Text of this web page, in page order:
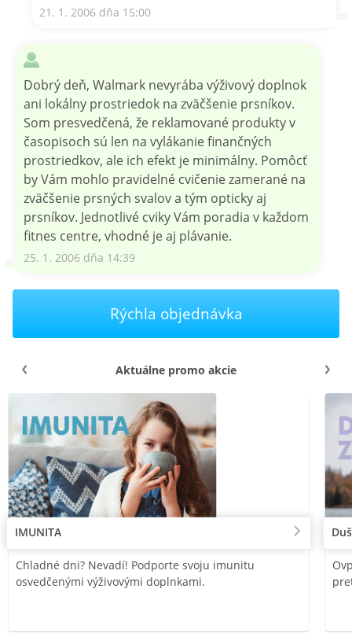
21. 1. 2006 dňa 15:00
Dobrý deň, Walmark nevyrába výživový doplnok
ani lokálny prostriedok na zväčšenie prsníkov.
Som presvedčená, že reklamované produkty v
časopisoch sú len na vylákanie finančných
prostriedkov, ale ich efekt je minimálny. Pomôcť
by Vám mohlo pravidelné cvičenie zamerané na
zväčšenie prsných svalov a tým opticky aj
prsníkov. Jednotlivé cviky Vám poradia v každom
fitnes centre, vhodné je aj plávanie.
25. 1. 2006 dňa 14:39
Rýchla objednávka
Aktuálne promo akcie
IMUNITA
Chladné dni? Nevadí! Podporte svoju imunitu
osvedčenými výživovými doplnkami.